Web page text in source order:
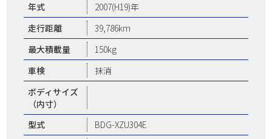
年式
2007(H19)年
走行距離
39,786km
最大積載量
150kg
車検
抹消
ボディサイズ
（内寸）
型式
BDG-XZU304E